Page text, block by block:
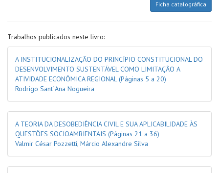
Ficha catalográfica
Trabalhos publicados neste livro:
A INSTITUCIONALIZAÇÃO DO PRINCÍPIO CONSTITUCIONAL DO
DESENVOLVIMENTO SUSTENTÁVEL COMO LIMITAÇÃO A
ATIVIDADE ECONÔMICA REGIONAL(Páginas 5 a 20)
Rodrigo Sant´Ana Nogueira
A TEORIA DA DESOBEDIÊNCIA CIVIL E SUA APLICABILIDADE ÀS
QUESTÕES SOCIOAMBIENTAIS (Páginas 21 a 36)
Valmir César Pozzetti, Márcio Alexandre Silva